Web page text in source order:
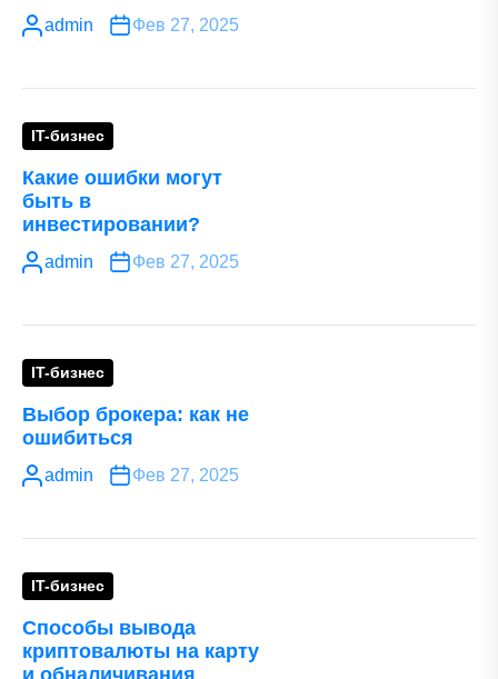
admin Фев 27, 2025
IT-бизнес
Какие ошибки могут
быть в
инвестировании?
admin Фев 27, 2025
IT-бизнес
Выбор брокера: как не
ошибиться
admin Фев 27, 2025
IT-бизнес
Способы вывода
криптовалюты на карту
и обналичивания